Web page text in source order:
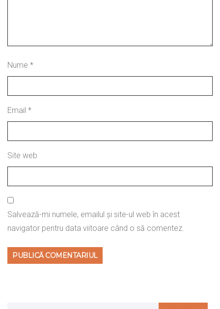
Nume *
Email *
Site web
Salvează-mi numele, emailul și site-ul web în acest
navigator pentru data viitoare când o să comentez.